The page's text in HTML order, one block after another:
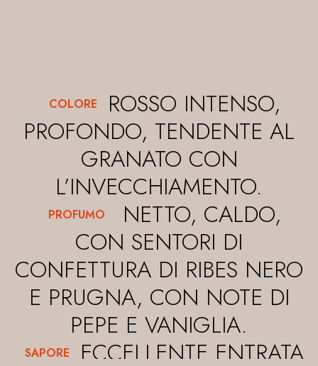
COLORE
ROSSO INTENSO,
PROFONDO, TENDENTE AL
GRANATO CON
L’INVECCHIAMENTO.
PROFUMO
NETTO, CALDO,
CON SENTORI DI
CONFETTURA DI RIBES NERO
E PRUGNA, CON NOTE DI
PEPE E VANIGLIA.
SAPORE
ECCELLENTE ENTRATA